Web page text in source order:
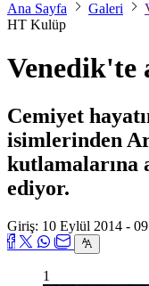
Ana Sayfa Galeri
HT Kulüp
Venedik'te
Cemiyet
isimlerinden
kutlamalarına
ediyor.
Giriş: 10 Eylül 2014 -
1